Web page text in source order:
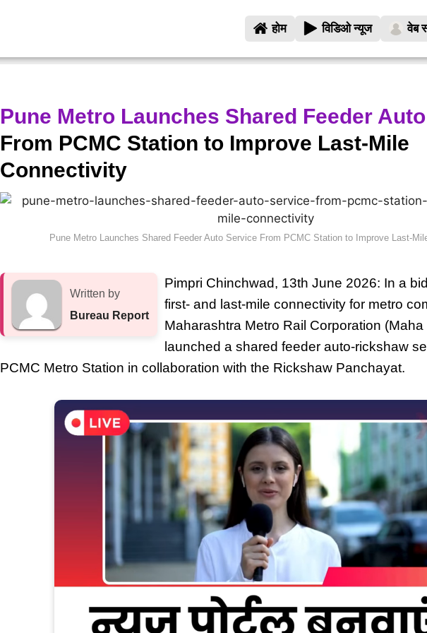
होम विडिओ न्यूज वेब
Pune Metro Launches Shared Feeder Auto
From PCMC Station to Improve Last-Mile
Connectivity
Pune Metro Launches Shared Feeder Auto Service From PCMC Station to Improve Last-
Written by
Bureau Report
Pimpri Chinchwad, 13th June 2026: In a
first- and last-mile connectivity for metro
Maharashtra Metro Rail Corporation (Maha
launched a shared feeder auto-rickshaw
PCMC Metro Station in collaboration with the Rickshaw Panchayat.